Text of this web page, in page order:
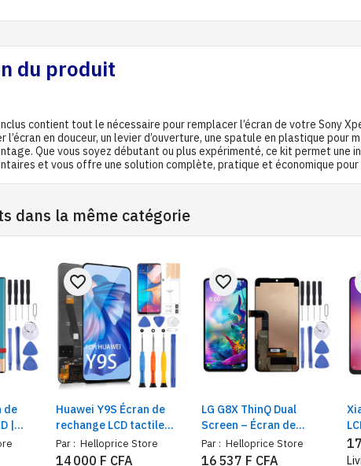
du produit
contient tout le nécessaire pour remplacer l’écran de votre Sony
l’écran en douceur, un levier d’ouverture, une spatule en plastique
Que vous soyez débutant ou plus expérimenté, ce kit permet une
et vous offre une solution complète, pratique et économique
dans la même catégorie
de
|
Huawei Y9S Écran de
rechange LCD tactile
Digitizer complet avec
kit de réparation
Par : Helloprice Store
favorite_border
14 000 F CFA
LG G8X ThinQ Dual
Screen – Écran de
Rechange + Kit d’Outils
pour Installation
Par : Helloprice Store
favorite_border
16 537 F CFA